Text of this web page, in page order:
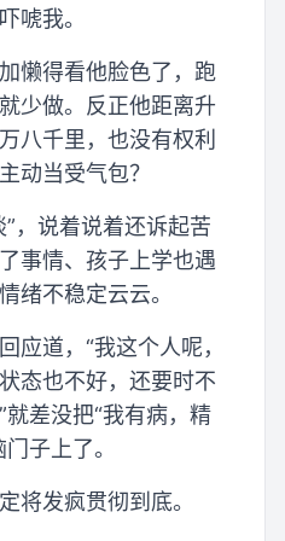
唬我。
懒得看他脸色了，跑
少做。反正他距离升
八千里，也没有权利
动当受气包？
，说着说着还诉起苦
事情、孩子上学也遇
绪不稳定云云。
应道，“我这个人呢，
态也不好，还要时不
差没把“我有病，精
子上了。
将发疯贯彻到底。